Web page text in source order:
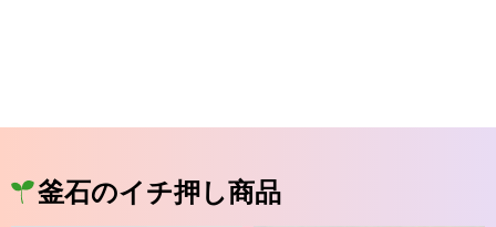
釜石のイチ押し商品